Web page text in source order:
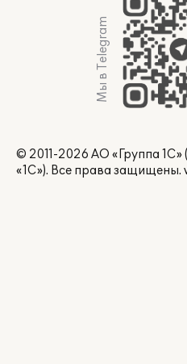
Мы в Telegram
© 2011-2026 АО «Группа
«1С»). Все права защищены.